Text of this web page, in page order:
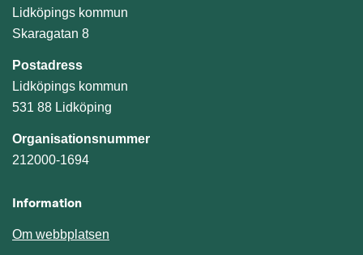
Lidköpings kommun
Skaragatan 8
Postadress
Lidköpings kommun
531 88 Lidköping
Organisationsnummer
212000-1694
Information
Om webbplatsen